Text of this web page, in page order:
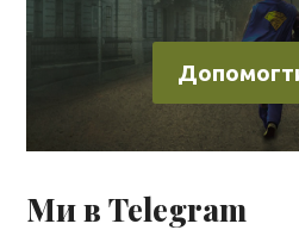
Ми в Telegram